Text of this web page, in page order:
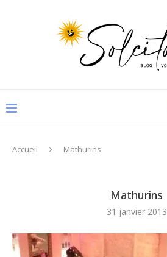
Accueil Mathurins
Mathurins
31 janvier 2013